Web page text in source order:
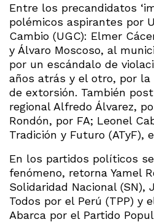
Entre los precandidatos
polémicos aspirantes por
Cambio (UGC): Elmer
y Álvaro Moscoso, al
por un escándalo de
años atrás y el otro, por la
de extorsión. También
regional Alfredo Álvarez,
Rondón, por FA; Leonel
Tradición y Futuro (ATyF),
En los partidos políticos
fenómeno, retorna Yamel
Solidaridad Nacional (SN),
Todos por el Perú (TPP) y
Abarca por el Partido